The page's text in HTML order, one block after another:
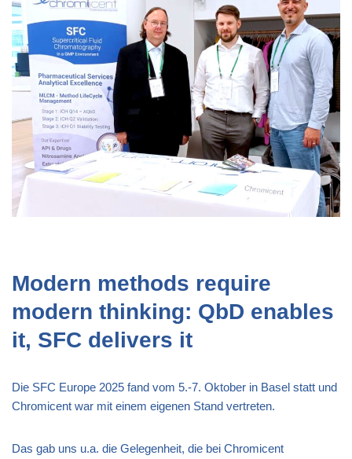
Modern methods require
modern thinking: QbD enables
it, SFC delivers it
Die SFC Europe 2025 fand vom 5.-7. Oktober in Basel statt und
Chromicent war mit einem eigenen Stand vertreten.
Das gab uns u.a. die Gelegenheit, die bei Chromicent